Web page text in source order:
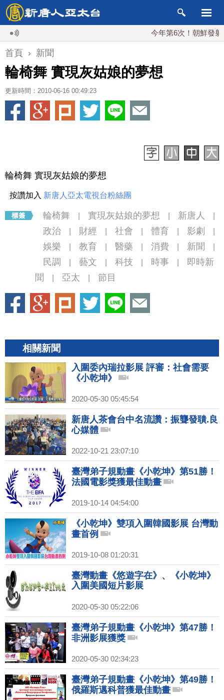
今年第6次！朝鮮發射
首頁 › 新聞
輪椅舞 實現灰姑娘的夢想
更新時間：2010-06-16 00:49:23
輪椅舞 實現灰姑娘的夢想
按讚加入 新唐人亞太電視台粉絲團
輪椅舞 實現灰姑娘的夢想 新唐人
政治 財經 社會 體育 影劇
娛樂 教育 醫藥 消費 新聞
民調 藝文 科技 時事
即時新
聞
亞太 節目
相關新聞
入圍委內瑞拉影展 評審：社會需要
《小乾坤》
2020-05-30 05:45:54
新唐人茶會台中名流讚：振聾發聵.良
心媒體
2022-10-21 23:07:10
臺灣弟子規動畫《小乾坤》第51勝！
法國電影獎獲最佳動畫
2019-10-14 04:54:00
《小乾坤》雙項入圍韓國影展 台灣動
畫首例
2019-10-08 01:20:31
臺灣動畫《悠遊字在》、《小乾坤》
入圍美國短片影展
2020-05-30 05:22:06
臺灣弟子規動畫《小乾坤》第47勝！
非洲影展獲獎
2020-05-30 02:34:23
臺灣弟子規動畫《小乾坤》第49勝！
俄羅斯邁科普獲最佳動畫